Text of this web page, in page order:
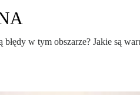
w tym obszarze? Jakie są